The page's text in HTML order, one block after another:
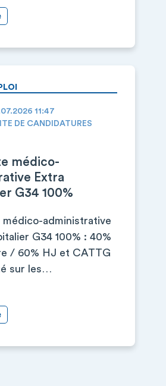
11:47
DE CANDIDATURES
médico-
Extra
G34 100%
administrative
G34 100% : 40%
/ 60% HJ et CATTG
sur les…